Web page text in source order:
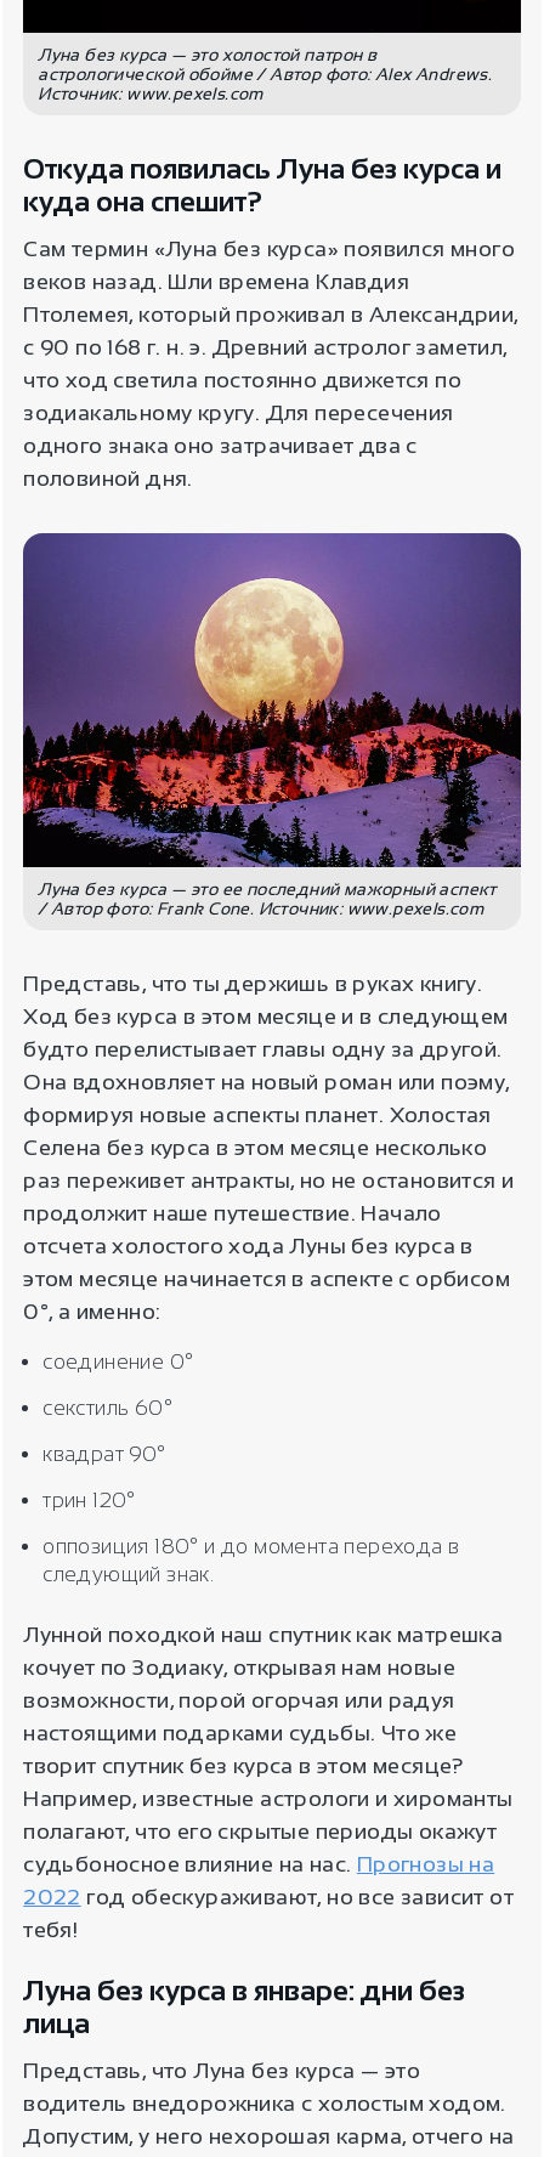
Луна без курса — это холостой патрон в
астрологической обойме / Автор фото: Alex Andrews.
Источник: www.pexels.com
Откуда появилась Луна без курса и
куда она спешит?
Сам термин «Луна без курса» появился много
веков назад. Шли времена Клавдия
Птолемея, который проживал в Александрии,
с 90 по 168 г. н. э. Древний астролог заметил,
что ход светила постоянно движется по
зодиакальному кругу. Для пересечения
одного знака оно затрачивает два с
половиной дня.
Луна без курса — это ее последний мажорный аспект
/ Автор фото: Frank Cone. Источник: www.pexels.com
Представь, что ты держишь в руках книгу.
Ход без курса в этом месяце и в следующем
будто перелистывает главы одну за другой.
Она вдохновляет на новый роман или поэму,
формируя новые аспекты планет. Холостая
Селена без курса в этом месяце несколько
раз переживет антракты, но не остановится и
продолжит наше путешествие. Начало
отсчета холостого хода Луны без курса в
этом месяце начинается в аспекте с орбисом
0°, а именно:
соединение 0°
секстиль 60°
квадрат 90°
трин 120°
оппозиция 180° и до момента перехода в
следующий знак.
Лунной походкой наш спутник как матрешка
кочует по Зодиаку, открывая нам новые
возможности, порой огорчая или радуя
настоящими подарками судьбы. Что же
творит спутник без курса в этом месяце?
Например, известные астрологи и хироманты
полагают, что его скрытые периоды окажут
судьбоносное влияние на нас. Прогнозы на
2022 год обескураживают, но все зависит от
тебя!
Луна без курса в январе: дни без
лица
Представь, что Луна без курса — это
водитель внедорожника с холостым ходом.
Допустим, у него нехорошая карма, отчего на